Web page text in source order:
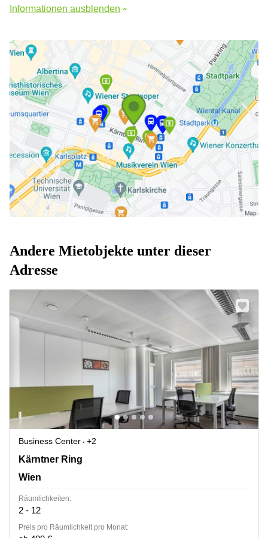
Informationen ausblenden
Andere Mietobjekte unter dieser
Adresse
Business Center
+2
Kärntner Ring 5-7, Wien
Kärntner Ring
Wien
Räumlichkeiten:
2 - 12
Preis pro Räumlichkeit pro Monat: